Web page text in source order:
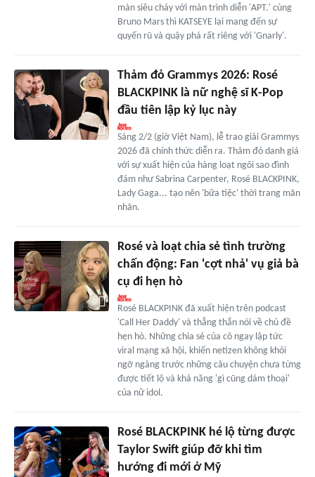
màn siêu cháy với màn trình diễn 'APT.' cùng
Bruno Mars thì KATSEYE lại mang đến sự
quyến rũ và quậy phá rất riêng với 'Gnarly'.
Thảm đỏ Grammys 2026: Rosé
BLACKPINK là nữ nghệ sĩ K-Pop
đầu tiên lập kỷ lục này
Sáng 2/2 (giờ Việt Nam), lễ trao giải Grammys
2026 đã chính thức diễn ra. Thảm đỏ danh giá
với sự xuất hiện của hàng loạt ngôi sao đình
đám như Sabrina Carpenter, Rosé BLACKPINK,
Lady Gaga... tạo nên 'bữa tiệc' thời trang mãn
nhãn.
Rosé và loạt chia sẻ tình trường
chấn động: Fan 'cợt nhả' vụ giả bà
cụ đi hẹn hò
Rosé BLACKPINK đã xuất hiện trên podcast
'Call Her Daddy' và thẳng thắn nói về chủ đề
hẹn hò. Những chia sẻ của cô ngay lập tức
viral mạng xã hội, khiến netizen không khỏi
ngỡ ngàng trước những câu chuyện chưa từng
được tiết lộ và khả năng 'gì cũng dám thoại'
của nữ idol.
Rosé BLACKPINK hé lộ từng được
Taylor Swift giúp đỡ khi tìm
hướng đi mới ở Mỹ